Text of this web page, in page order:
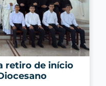
retiro de início